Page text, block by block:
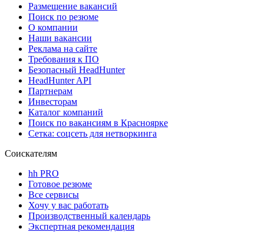
Размещение вакансий
Поиск по резюме
О компании
Наши вакансии
Реклама на сайте
Требования к ПО
Безопасный HeadHunter
HeadHunter API
Партнерам
Инвесторам
Каталог компаний
Поиск по вакансиям в Красноярке
Сетка: соцсеть для нетворкинга
Соискателям
hh PRO
Готовое резюме
Все сервисы
Хочу у вас работать
Производственный календарь
Экспертная рекомендация